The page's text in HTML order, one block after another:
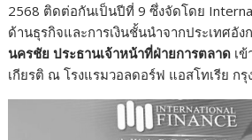
2568 ติดต่อกันเป็นปีที่ 9 ซึ่งจัดโดย
ด้านธุรกิจและการเงินชั้นนำจากประเทศอัง
นครชัย ประธานเจ้าหน้าที่ฝ่ายการตลาด เ
เกียรติ ณ โรงแรมวอลดอร์ฟ แอสโทเรีย กรุ